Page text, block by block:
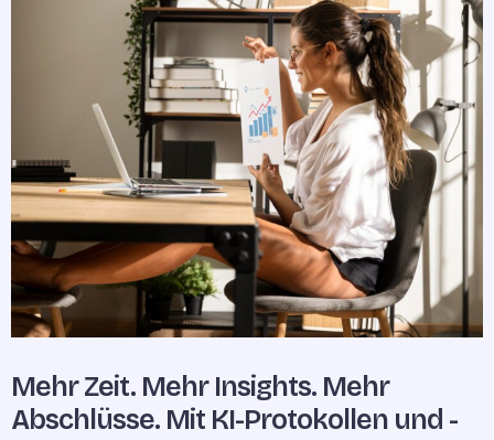
Mehr Zeit. Mehr Insights. Mehr
Abschlüsse. Mit KI-Protokollen und -